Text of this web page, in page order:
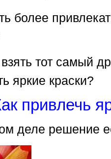
более
тот самый
яркие краски?
привлечь
деле решение